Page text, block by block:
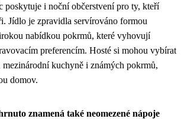
poskytuje i noční občerstvení pro ty, kteří
Jídlo je zpravidla servírováno formou
nabídkou pokrmů, které vyhovují
preferencím. Hosté si mohou vybírat
mezinárodní kuchyně i známých pokrmů,
domov.
znamená také neomezené nápoje